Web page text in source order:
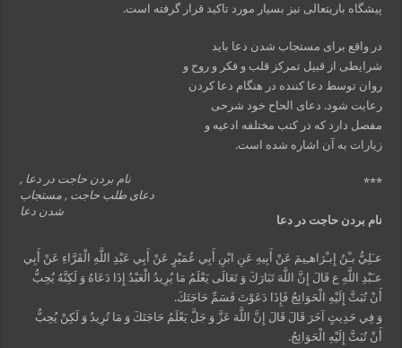
پیشگاه باریتعالی نیز بسیار مورد تاکید قرار گرفته است.
نام بردن حاجت در دعا ,
دعای طلب حاجت , مستجاب
شدن دعا
در واقع برای مستجاب شدن دعا باید
شرایطی از قبیل تمرکز قلب و فکر و روح و
روان توسط دعا کننده در هنگام دعا کردن
رعایت شود. دعای الحاح خود شرحی
مفصل دارد که در کتب مختلفه ادعیه و
زیارات به آن اشاره شده است.
***
نام بردن حاجت در دعا
عـَلِيُّ بـْنُ إِبـْرَاهـِيمَ عَنْ أَبِيهِ عَنِ ابْنِ أَبِي عُمَيْرٍ عَنْ أَبِي عَبْدِ اللَّهِ الْفَرَّاءِ عَنْ أَبِي
عـَبْدِ اللَّهِ ع قَالَ إِنَّ اللَّهَ تَبَارَكَ وَ تَعَالَى يَعْلَمُ مَا يُرِيدُ الْعَبْدُ إِذَا دَعَاهُ وَ لَكِنَّهُ يُحِبُّ
أَنْ تُبَثَّ إِلَيْهِ الْحَوَائِجُ فَإِذَا دَعَوْتَ فَسَمِّ حَاجَتَكَ.
وَ فِي حَدِيثٍ آخَرَ قَالَ قَالَ إِنَّ اللَّهَ عَزَّ وَ جَلَّ يَعْلَمُ حَاجَتَكَ وَ مَا تُرِيدُ وَ لَكِنْ يُحِبُّ
أَنْ تُبَثَّ إِلَيْهِ الْحَوَائِجُ.